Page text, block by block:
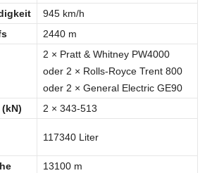
945 km/h
2440 m
2 × Pratt & Whitney PW4000
oder 2 × Rolls-Royce Trent 800
oder 2 × General Electric GE90
2 × 343-513
117340 Liter
13100 m